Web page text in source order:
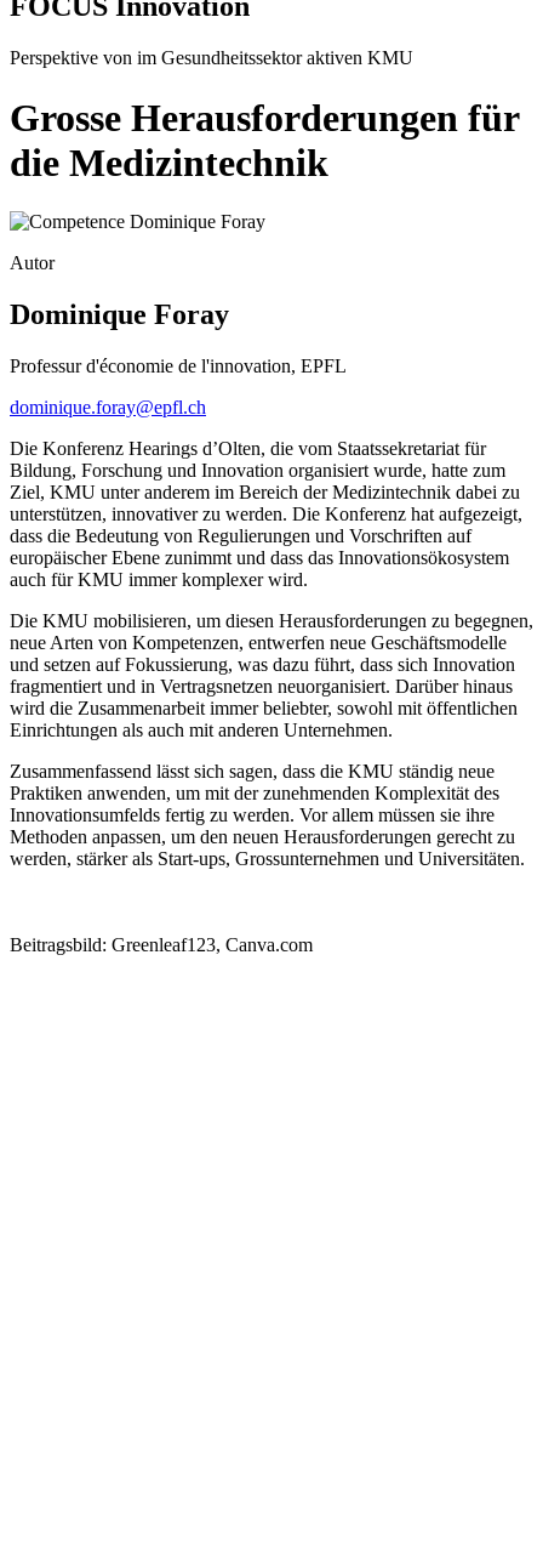
FOCUS Innovation
Perspektive von im Gesundheitssektor aktiven KMU
Grosse Herausforderungen für
die Medizintechnik
Autor
Dominique Foray
Professur d'économie de l'innovation, EPFL
dominique.foray@epfl.ch
Die Konferenz Hearings dʼOlten, die vom Staatssekretariat für
Bildung, Forschung und Innovation organisiert wurde, hatte zum
Ziel, KMU unter anderem im Bereich der Medizintechnik dabei zu
unterstützen, innovativer zu werden. Die Konferenz hat aufgezeigt,
dass die Bedeutung von Regulierungen und Vorschriften auf
europäischer Ebene zunimmt und dass das Innovationsökosystem
auch für KMU immer komplexer wird.
Die KMU mobilisieren, um diesen Herausforderungen zu begegnen,
neue Arten von Kompetenzen, entwerfen neue Geschäftsmodelle
und setzen auf Fokussierung, was dazu führt, dass sich Innovation
fragmentiert und in Vertragsnetzen neuorganisiert. Darüber hinaus
wird die Zusammenarbeit immer beliebter, sowohl mit öffentlichen
Einrichtungen als auch mit anderen Unternehmen.
Zusammenfassend lässt sich sagen, dass die KMU ständig neue
Praktiken anwenden, um mit der zunehmenden Komplexität des
Innovationsumfelds fertig zu werden. Vor allem müssen sie ihre
Methoden anpassen, um den neuen Herausforderungen gerecht zu
werden, stärker als Start-ups, Grossunternehmen und Universitäten.
Beitragsbild: Greenleaf123, Canva.com